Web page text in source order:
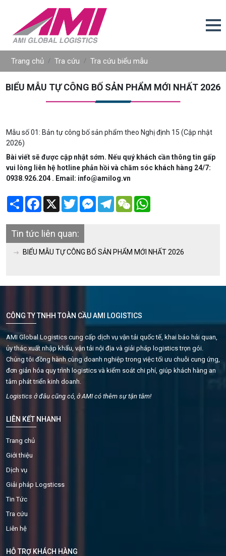
Trang chủ Tra cứu Tra cứu biểu mẫu
BIỂU MẪU TỰ CÔNG BỐ SẢN PHẨM MỚI NHẤT 2026
Mẫu số 01: Bản tự công bố sản phẩm theo Nghị định 15 (Cập nhật
2026)
Bài viết sẽ được cập nhật sớm. Nếu quý khách cần thông tin gấp
vui lòng liên hệ hotline phản hồi và chăm sóc khách hàng 24/7:
0938.926.204 . Email: info@amilog.vn
Share Facebook
X TwitterMessengerTelegramWeChat
Tin tức liên quan:
BIỂU MẪU TỰ CÔNG BỐ SẢN PHẨM MỚI NHẤT 2026
CÔNG TY TNHH TOÀN CẦU AMI LOGISTICS
AMI Global Logistics cung cấp dịch vụ vận tải quốc tế, khai báo hải quan,
ủy thác xuất nhập khẩu, vận tải nội địa và giải pháp logistics trọn gói.
Chúng tôi đồng hành cùng doanh nghiệp trong việc tối ưu chuỗi cung ứng,
đơn giản hóa quy trình logistics và kiểm soát chi phí, giúp khách hàng an
tâm phát triển kinh doanh.
Logistics ở đâu cũng có, ở AMI có thêm sự tận tâm!
LIÊN KẾT NHANH
Trang chủ
Giới thiệu
Dịch vụ
Giải pháp Logsticss
Tin Tức
Tra cứu
Liên hệ
HỖ TRỢ KHÁCH HÀNG